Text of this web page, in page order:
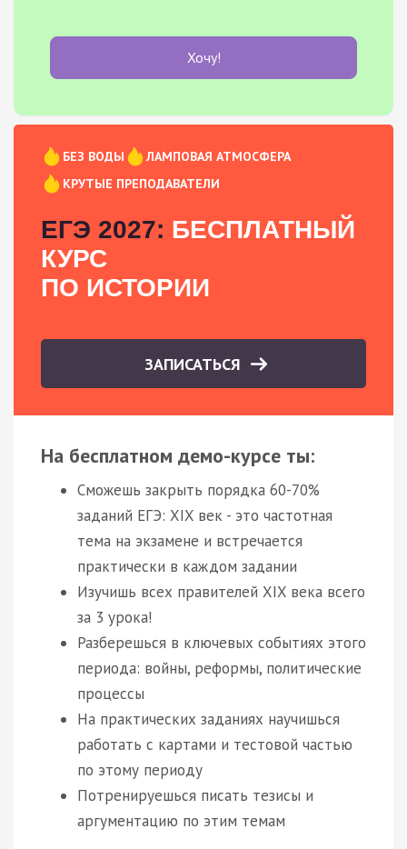
Хочу!
БЕЗ ВОДЫ
ЛАМПОВАЯ АТМОСФЕРА
КРУТЫЕ ПРЕПОДАВАТЕЛИ
ЕГЭ 2027: БЕСПЛАТНЫЙ
КУРС
ПО ИСТОРИИ
ЗАПИСАТЬСЯ
На бесплатном демо-курсе ты:
Сможешь закрыть порядка 60-70%
заданий ЕГЭ: XIX век - это частотная
тема на экзамене и встречается
практически в каждом задании
Изучишь всех правителей XIX века всего
за 3 урока!
Разберешься в ключевых событиях этого
периода: войны, реформы, политические
процессы
На практических заданиях научишься
работать с картами и тестовой частью
по этому периоду
Потренируешься писать тезисы и
аргументацию по этим темам